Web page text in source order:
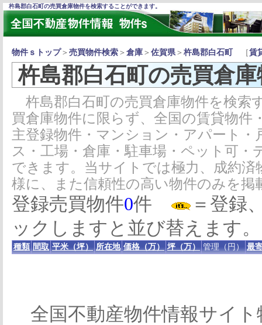
杵島郡白石町の売買倉庫物件を検索することができます。
物件ｓトップ＞ 売買物件検索 ＞ 倉庫 ＞ 佐賀県＞ 杵島郡白石町 ［賃
杵島郡白石町の売買倉庫
杵島郡白石町の売買倉庫物件を検索
買倉庫物件に限らず、全国の賃貸物件
主登録物件・マンション・アパート
ス・工場・倉庫・駐車場・ペット可
できます。当サイトでは極力、成約
様に、また信頼性の高い物件のみを
登録売買物件0件
＝登録
ックしますと並び替えます。
種類 間取 平米（坪） 所在地 価格（万） 坪（万） 管理（円） 最
全国不動産物件情報サイト